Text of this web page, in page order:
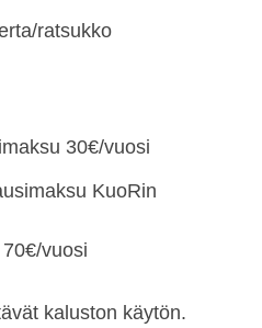
ratsukko
30€/vuosi
KuoRin
vuosi
kaluston käytön.